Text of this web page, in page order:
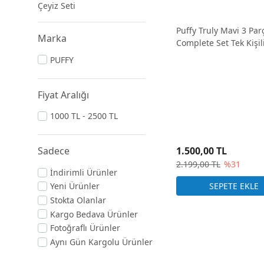
Çeyiz Seti
Marka
PUFFY
Fiyat Aralığı
1000 TL - 2500 TL
Sadece
İndirimli Ürünler
Yeni Ürünler
Stokta Olanlar
Kargo Bedava Ürünler
Fotoğraflı Ürünler
Aynı Gün Kargolu Ürünler
Puffy Truly Mavi 3
Complete Set Tek
2.199,00 TL %31
1.500,00 TL